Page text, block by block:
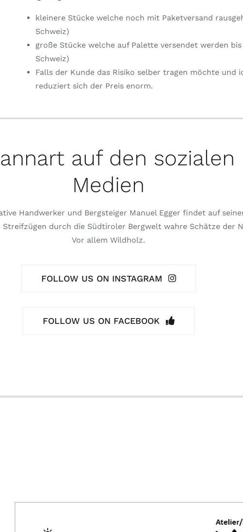
kleinere Stücke welche noch mit Paketversand
Schweiz)
große Stücke welche auf Palette versendet werden
Schweiz)
Falls der Kunde das Risiko selber tragen möchte und
reduziert sich der Preis enorm.
auf den sozialen
Medien
Handwerker und Bergsteiger Manuel Egger findet auf
Streifzügen durch die Südtiroler Bergwelt wahre Schätze der
Vor allem Wildholz.
FOLLOW US ON INSTAGRAM
FOLLOW US ON FACEBOOK